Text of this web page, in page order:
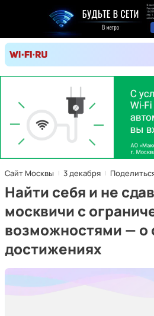
Сайт Москвы 3 декабря
Найти себя и не
москвичи с
возможностями — о
достижениях